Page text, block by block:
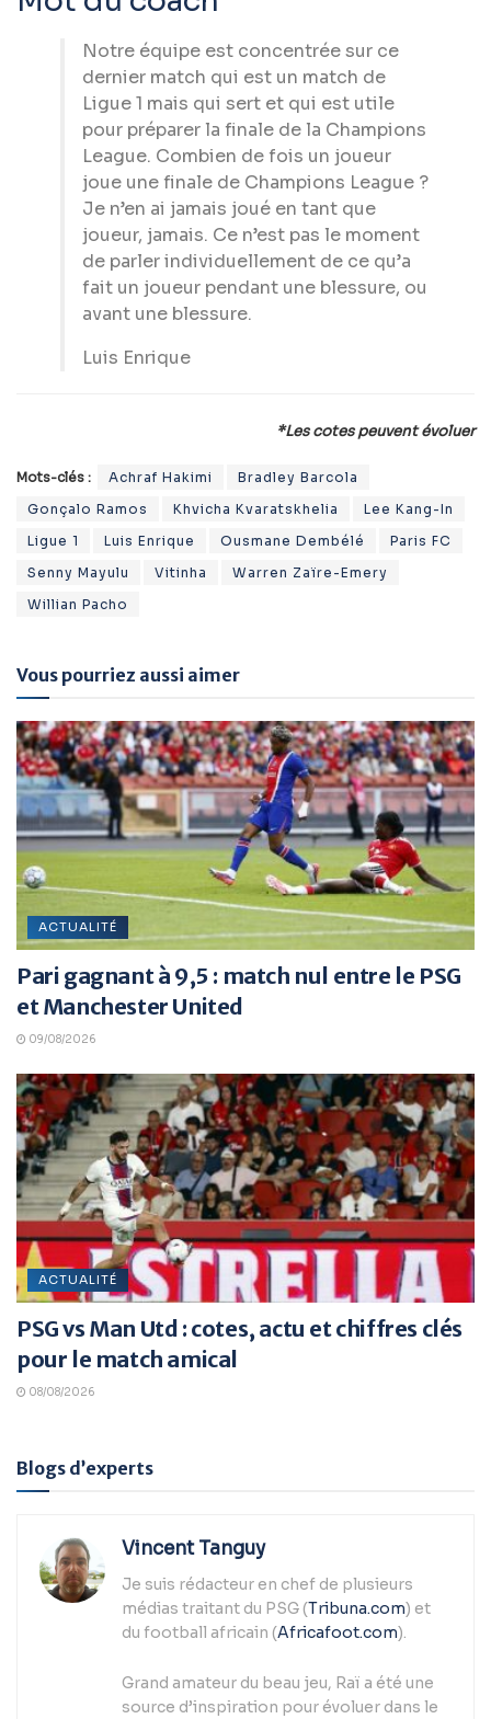
Notre équipe est concentrée sur ce
dernier match qui est un match de
Ligue 1 mais qui sert et qui est utile
pour préparer la finale de la Champions
League. Combien de fois un joueur
joue une finale de Champions League ?
Je n’en ai jamais joué en tant que
joueur, jamais. Ce n’est pas le moment
de parler individuellement de ce qu’a
fait un joueur pendant une blessure, ou
avant une blessure.
Luis Enrique
*Les cotes peuvent évoluer
Mots-clés : Achraf Hakimi
Bradley Barcola
Gonçalo Ramos
Khvicha Kvaratskhelia
Lee Kang-In
Ligue 1
Luis Enrique Ousmane Dembélé
Paris FC
Senny Mayulu
Vitinha
Warren Zaïre-Emery
Willian Pacho
Vous pourriez aussi aimer
ACTUALITÉ
Pari gagnant à 9,5 : match nul entre le PSG
et Manchester United
09/08/2026
ACTUALITÉ
PSG vs Man Utd : cotes, actu et chiffres clés
pour le match amical
08/08/2026
Blogs d’experts
Vincent Tanguy
Je suis rédacteur en chef de plusieurs
médias traitant du PSG (Tribuna.com) et
du football africain (Africafoot.com).
Grand amateur du beau jeu, Raï a été une
source d’inspiration pour évoluer dans le